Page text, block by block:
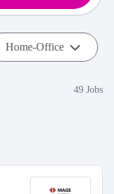
Home-Office
49 Jobs